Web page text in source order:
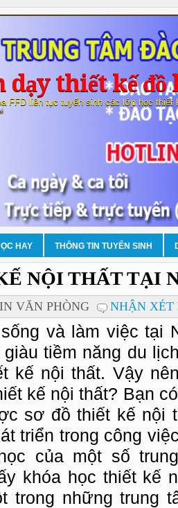
thiết kế đồ
FFD liên tục tuyển sinh các lớp học thiết
HAY THÔNG TIN TUYỂN SINH
NỘI THẤT TẠI
VĂN PHÒNG NHẬN
và làm việc tại
tiềm năng du
kế nội thất. Vậy
kế nội thất? Bạn
sơ đồ thiết kế nội
triển trong công
của một số
khóa học thiết kế
trong những trung